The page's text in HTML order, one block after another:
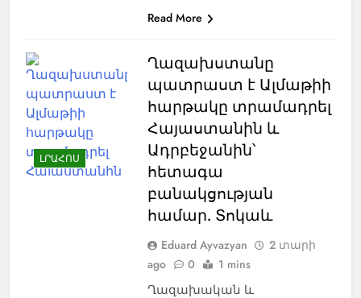
Read More
ԼՐԱՀՈՍ
Ղազախստանը
պատրաստ է Ալմաթիի
հարթակը տրամադրել
Հայաստանին և
Ադրբեջանին՝
հետագա
բանակցության
համար. Տոկաև
Eduard Ayvazyan
2 տարի
ago
0 1 mins
Ղազախական և